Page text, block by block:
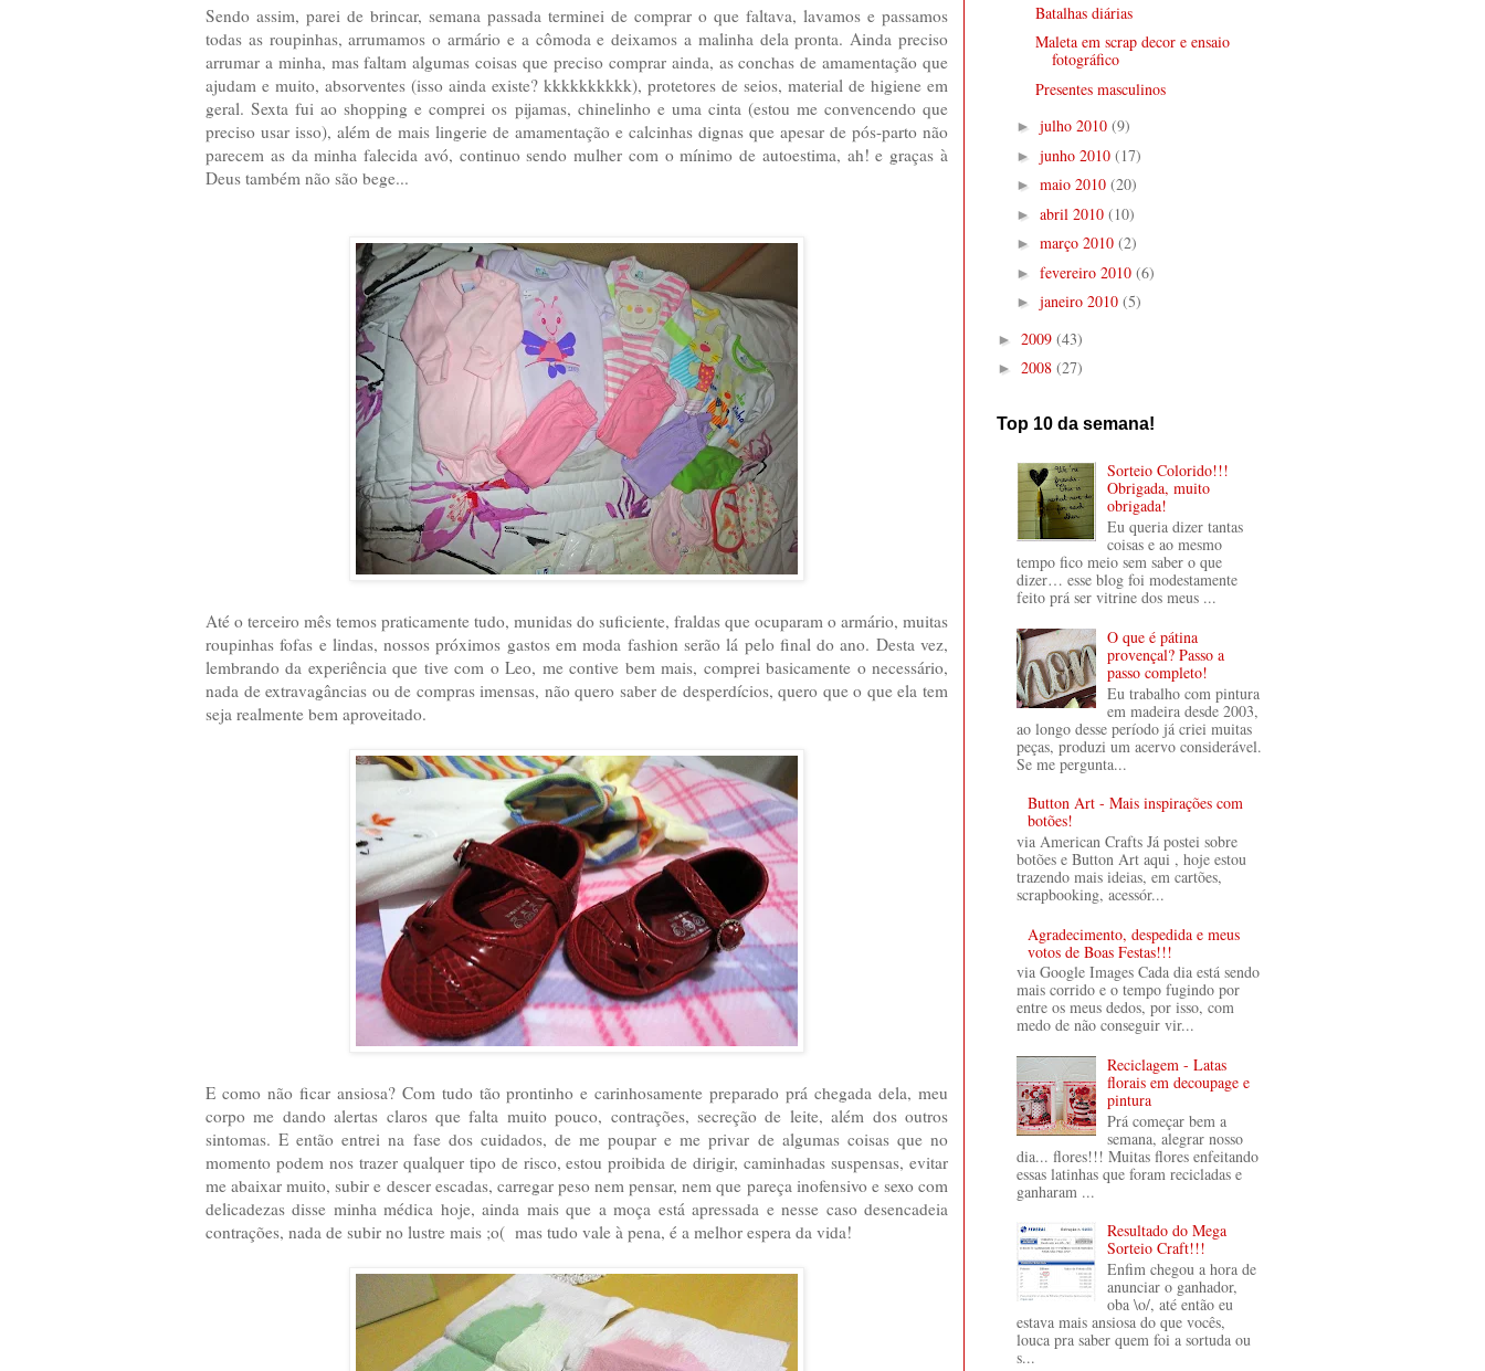
Sendo assim, parei de brincar, semana passada terminei de comprar o que faltava, lavamos e passamos
todas as roupinhas, arrumamos o armário e a cômoda e deixamos a malinha dela pronta. Ainda preciso
arrumar a minha, mas faltam algumas coisas que preciso comprar ainda, as conchas de amamentação que
ajudam e muito, absorventes (isso ainda existe? kkkkkkkkkk), protetores de seios, material de higiene em
geral. Sexta fui ao shopping e comprei os pijamas, chinelinho e uma cinta (estou me convencendo que
preciso usar isso), além de mais lingerie de amamentação e calcinhas dignas que apesar de pós-parto não
parecem as da minha falecida avó, continuo sendo mulher com o mínimo de autoestima, ah! e graças à
Deus também não são bege...
Até o terceiro mês temos praticamente tudo, munidas do suficiente, fraldas que ocuparam o armário, muitas
roupinhas fofas e lindas, nossos próximos gastos em moda fashion serão lá pelo final do ano. Desta vez,
lembrando da experiência que tive com o Leo, me contive bem mais, comprei basicamente o necessário,
nada de extravagâncias ou de compras imensas, não quero saber de desperdícios, quero que o que ela tem
seja realmente bem aproveitado.
E como não ficar ansiosa? Com tudo tão prontinho e carinhosamente preparado prá chegada dela, meu
corpo me dando alertas claros que falta muito pouco, contrações, secreção de leite, além dos outros
sintomas. E então entrei na fase dos cuidados, de me poupar e me privar de algumas coisas que no
momento podem nos trazer qualquer tipo de risco, estou proibida de dirigir, caminhadas suspensas, evitar
me abaixar muito, subir e descer escadas, carregar peso nem pensar, nem que pareça inofensivo e sexo com
delicadezas disse minha médica hoje, ainda mais que a moça está apressada e nesse caso desencadeia
contrações, nada de subir no lustre mais ;o( mas tudo vale à pena, é a melhor espera da vida!
Batalhas diárias
Maleta em scrap decor e ensaio
fotográfico
Presentes masculinos
► julho 2010 (9)
► junho 2010 (17)
► maio 2010 (20)
► abril 2010 (10)
► março 2010 (2)
► fevereiro 2010 (6)
► janeiro 2010 (5)
► 2009 (43)
► 2008 (27)
Top 10 da semana!
Sorteio Colorido!!!
Obrigada, muito
obrigada!
Eu queria dizer tantas
coisas e ao mesmo
tempo fico meio sem saber o que
dizer… esse blog foi modestamente
feito prá ser vitrine dos meus ...
O que é pátina
provençal? Passo a
passo completo!
Eu trabalho com pintura
em madeira desde 2003,
ao longo desse período já criei muitas
peças, produzi um acervo considerável.
Se me pergunta...
Button Art - Mais inspirações com
botões!
via American Crafts Já postei sobre
botões e Button Art aqui , hoje estou
trazendo mais ideias, em cartões,
scrapbooking, acessór...
Agradecimento, despedida e meus
votos de Boas Festas!!!
via Google Images Cada dia está sendo
mais corrido e o tempo fugindo por
entre os meus dedos, por isso, com
medo de não conseguir vir...
Reciclagem - Latas
florais em decoupage e
pintura
Prá começar bem a
semana, alegrar nosso
dia... flores!!! Muitas flores enfeitando
essas latinhas que foram recicladas e
ganharam ...
Resultado do Mega
Sorteio Craft!!!
Enfim chegou a hora de
anunciar o ganhador,
oba \o/, até então eu
estava mais ansiosa do que vocês,
louca pra saber quem foi a sortuda ou
s...